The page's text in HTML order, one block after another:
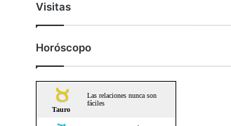
Visitas
Horóscopo